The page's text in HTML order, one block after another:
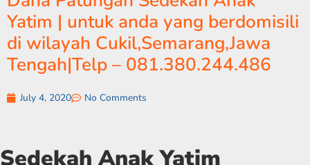
Yatim | untuk anda yang berdomisili
di wilayah Cukil,Semarang,Jawa
Tengah|Telp – 081.380.244.486
July 4, 2020 No Comments
Sedekah Anak Yatim